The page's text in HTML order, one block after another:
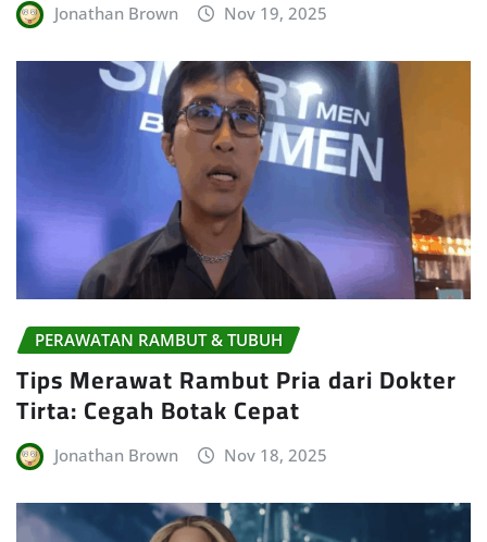
Jonathan Brown Nov 19, 2025
PERAWATAN RAMBUT & TUBUH
Tips Merawat Rambut Pria dari Dokter
Tirta: Cegah Botak Cepat
Jonathan Brown Nov 18, 2025